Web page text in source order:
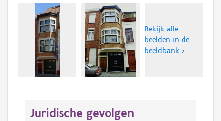
Bekijk alle
beelden in de
beeldbank >
Juridische gevolgen